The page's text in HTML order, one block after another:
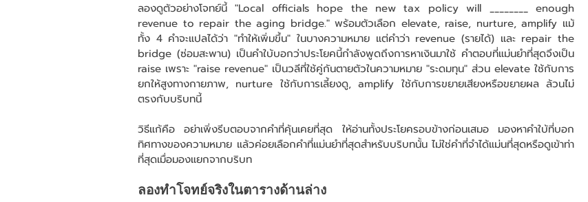
ลองดูตัวอย่างโจทย์นี้ "Local officials hope the new tax policy will ________ enough
revenue to repair the aging bridge." พร้อมตัวเลือก elevate, raise, nurture, amplify แม้
ทั้ง 4 คำจะแปลได้ว่า "ทำให้เพิ่มขึ้น" ในบางความหมาย แต่คำว่า revenue (รายได้) และ repair the
bridge (ซ่อมสะพาน) เป็นคำใบ้บอกว่าประโยคนี้กำลังพูดถึงการหาเงินมาใช้ คำตอบที่แม่นยำที่สุดจึงเป็น
raise เพราะ "raise revenue" เป็นวลีที่ใช้คู่กันตายตัวในความหมาย "ระดมทุน" ส่วน elevate ใช้กับการ
ยกให้สูงทางกายภาพ, nurture ใช้กับการเลี้ยงดู, amplify ใช้กับการขยายเสียงหรือขยายผล ล้วนไม่
ตรงกับบริบทนี้
วิธีแก้คือ อย่าเพิ่งรีบตอบจากคำที่คุ้นเคยที่สุด ให้อ่านทั้งประโยครอบข้างก่อนเสมอ มองหาคำใบ้ที่บอก
ทิศทางของความหมาย แล้วค่อยเลือกคำที่แม่นยำที่สุดสำหรับบริบทนั้น ไม่ใช่คำที่จำได้แม่นที่สุดหรือดูเข้าท่า
ที่สุดเมื่อมองแยกจากบริบท
ลองทำโจทย์จริงในตารางด้านล่าง